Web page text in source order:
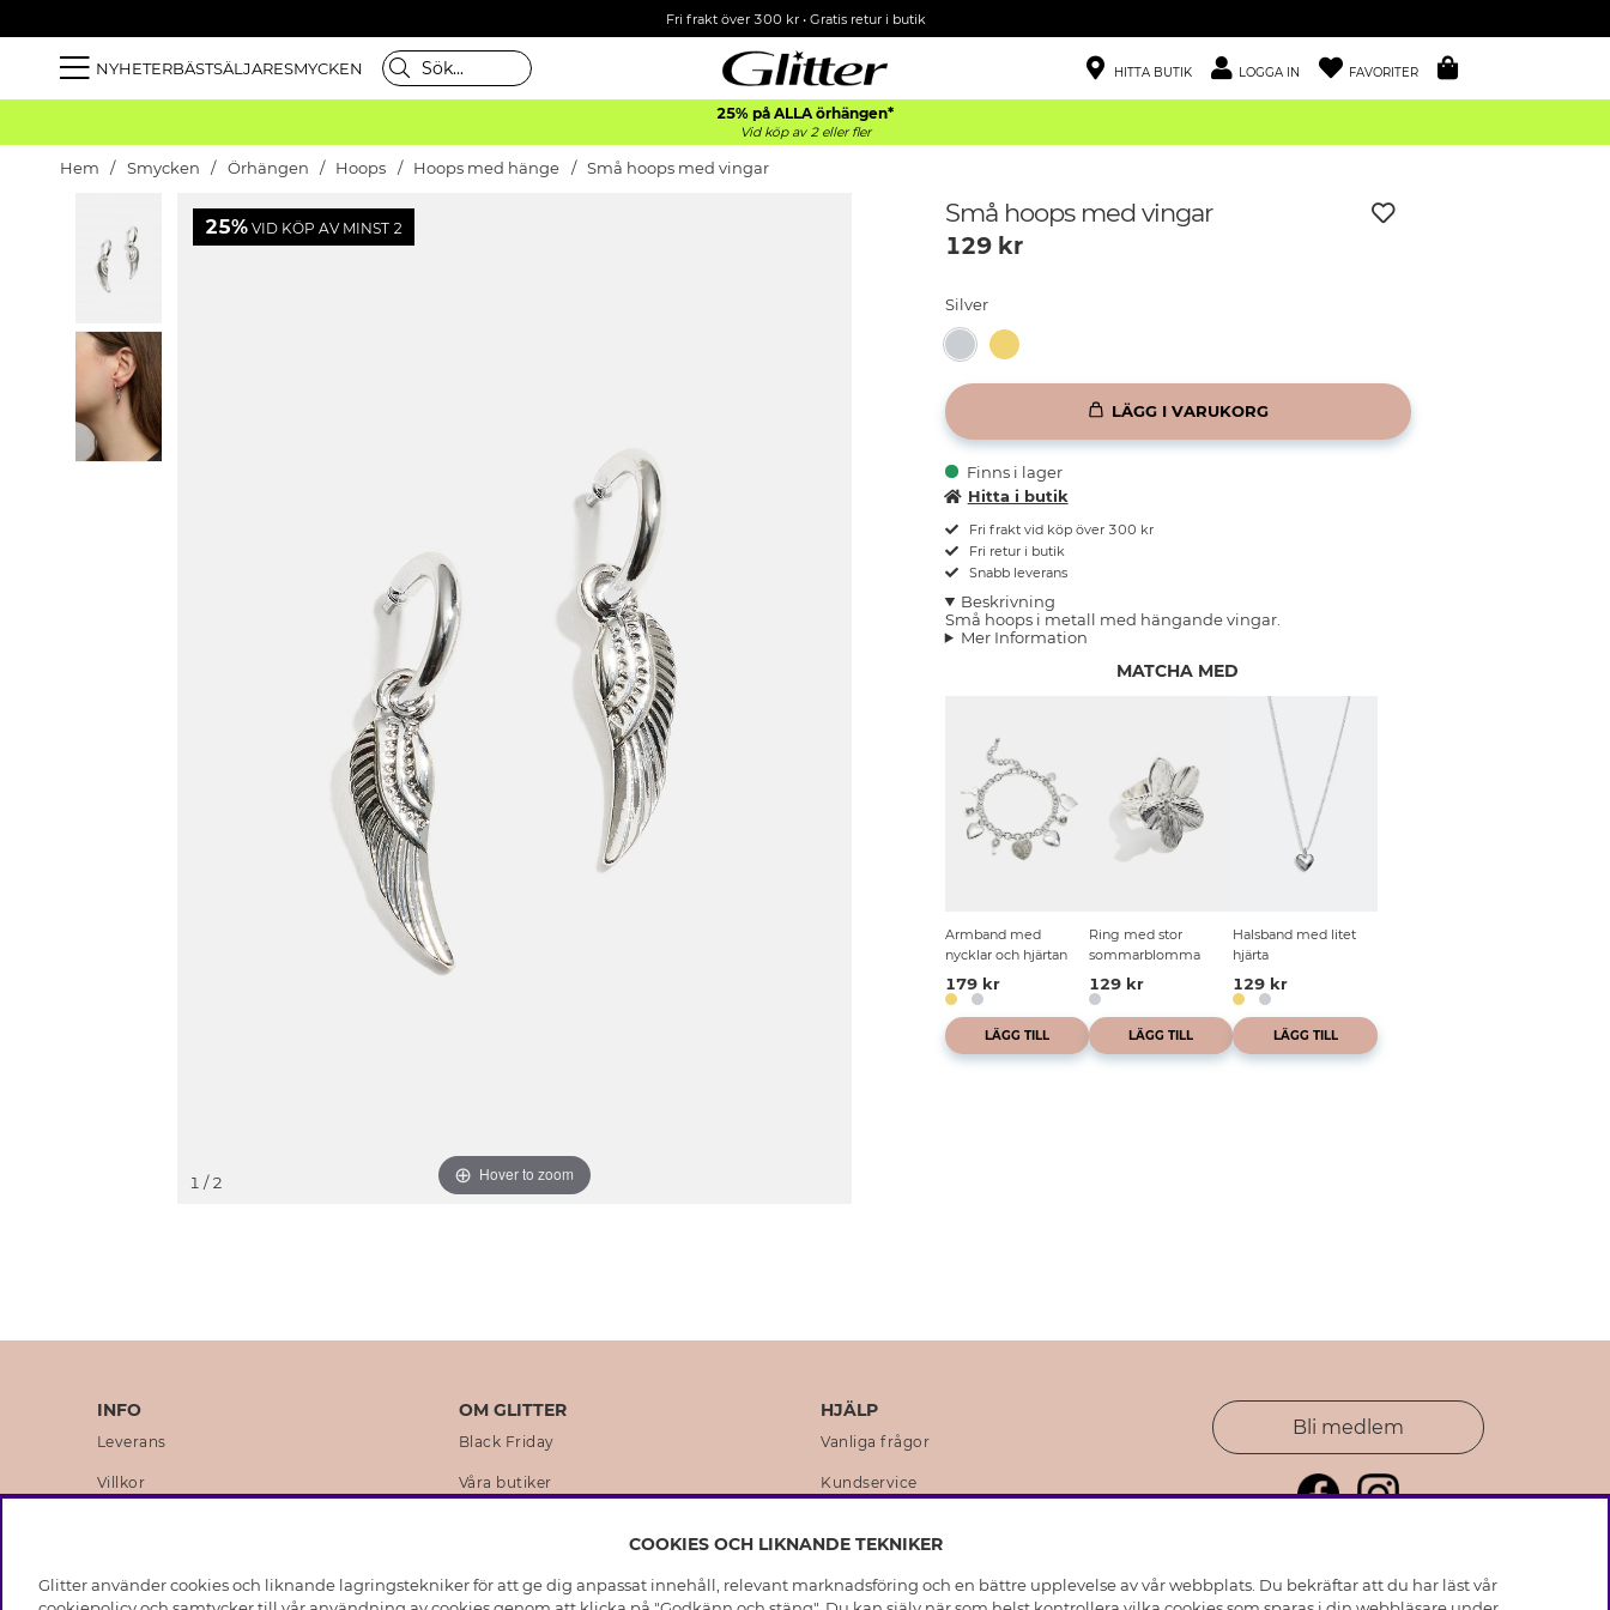
Fri frakt över 300 kr• Gratis retur i butik
NYHETERBÄSTSÄLJARESMYCKEN HITTA BUTIK LOGGA IN FAVORITER
25% på ALLA örhängen*
Vid köp av 2 eller fler
Hem Smycken Örhängen Hoops Hoops med hänge Små hoops med vingar
25% VID KÖP AV MINST 2
Hover to zoom
1 / 2
Små hoops med vingar
129kr
Silver
LÄGG I VARUKORG
Finns i lager
Hitta i butik
Fri frakt vid köp över 300 kr
Fri retur i butik
Snabb leverans
Beskrivning
Små hoops i metall med hängande vingar.
Mer Information
MATCHA MED
Armband med
nycklar och hjärtan
179 kr
LÄGG TILL
Ring med stor
sommarblomma
129 kr
LÄGG TILL
Halsband med litet
hjärta
129 kr
LÄGG TILL
INFO
Leverans
Villkor
Medlemsvillkor
OM GLITTER
Black Friday
Våra butiker
Hållbarhet
HJÄLP
Vanliga frågor
Kundservice
Skötselråd skinnhandskar
Bli medlem
COOKIES OCH LIKNANDE TEKNIKER
Glitter använder cookies och liknande lagringstekniker för att ge dig anpassat innehåll, relevant marknadsföring och en bättre upplevelse av vår webbplats. Du bekräftar att du har läst vår